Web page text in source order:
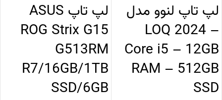
لپ تاپ لنوو مدل
LOQ 2024 –
Core i5 – 12GB
RAM – 512GB
SSD
لپ تاپ ASUS
ROG Strix G15
G513RM
R7/16GB/1TB
SSD/6GB